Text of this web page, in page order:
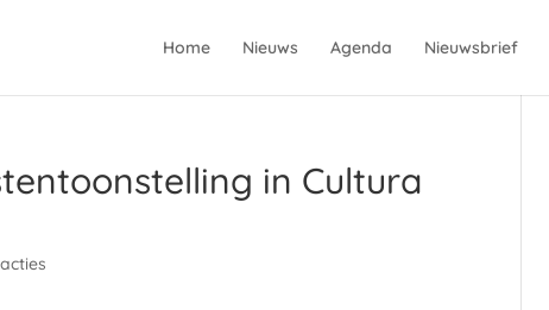
Home Nieuws Agenda Nieuwsbrief
in Cultura